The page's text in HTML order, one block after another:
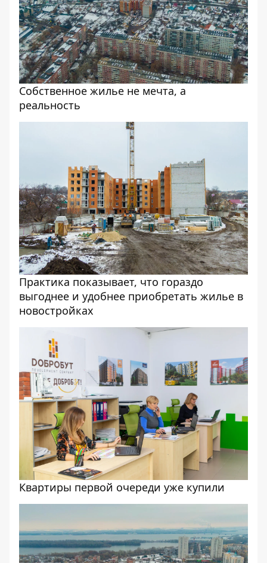
Собственное жилье не мечта, а
реальность
Практика показывает, что гораздо
выгоднее и удобнее приобретать жилье в
новостройках
Квартиры первой очереди уже купили